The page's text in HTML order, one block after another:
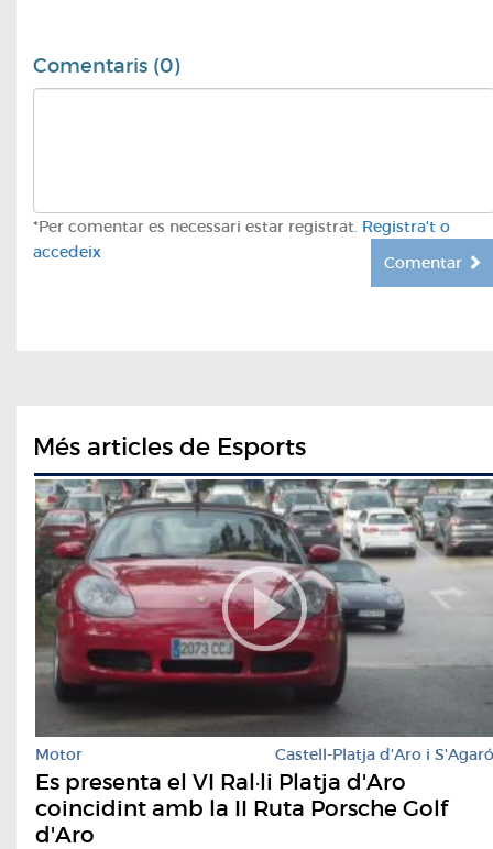
Comentaris (0)
*Per comentar es necessari estar registrat. Registra't o
accedeix
Comentar
Més articles de Esports
Motor Castell-Platja d'Aro i S'Agaró
Es presenta el VI Ral·li Platja d'Aro
coincidint amb la II Ruta Porsche Golf
d'Aro